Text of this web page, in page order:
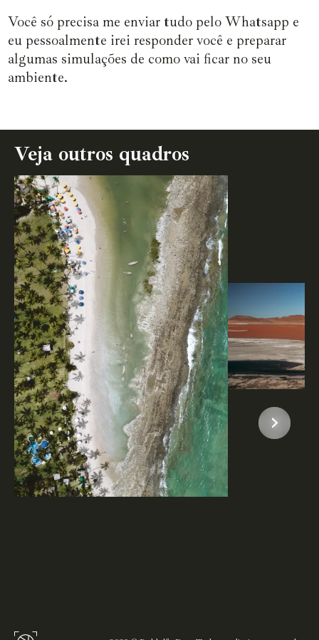
Você só precisa me enviar tudo pelo Whatsapp e
eu pessoalmente irei responder você e preparar
algumas simulações de como vai ficar no seu
ambiente.
Veja outros quadros